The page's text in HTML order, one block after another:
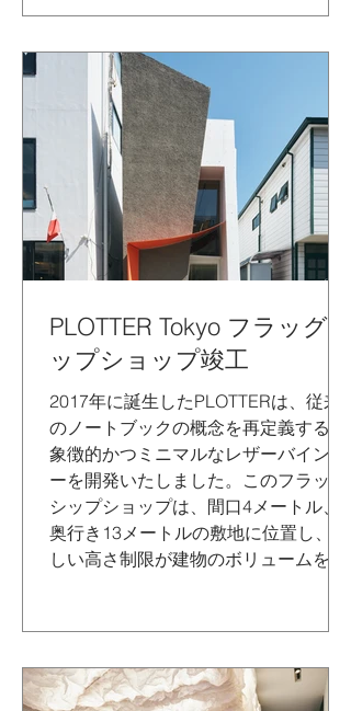
PLOTTER Tokyo フラッグシ
ップショップ竣工
2017年に誕生したPLOTTERは、従来
のノートブックの概念を再定義する、
象徴的かつミニマルなレザーバインダ
ーを開発いたしました。このフラッグ
シップショップは、間口4メートル、
奥行き13メートルの敷地に位置し、厳
しい高さ制限が建物のボリュームを特